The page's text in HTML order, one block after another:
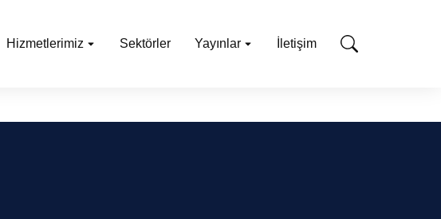
Hizmetlerimiz Sektörler Yayınlar İletişim